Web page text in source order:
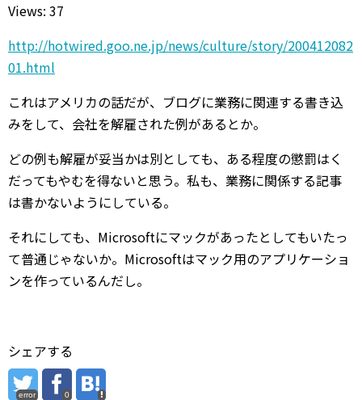
Views: 37
http://hotwired.goo.ne.jp/news/culture/story/200412082
01.html
これはアメリカの話だが、ブログに業務に関連する書き込
みをして、会社を解雇された例があるとか。
どの例も解雇が妥当かは別としても、ある程度の懲罰はく
だってもやむを得ないと思う。私も、業務に関係する記事
は書かないようにしている。
それにしても、Microsoftにマックがあったとしてもいたっ
て普通じゃないか。Microsoftはマック用のアプリケーショ
ンを作っているんだし。
シェアする
error 0